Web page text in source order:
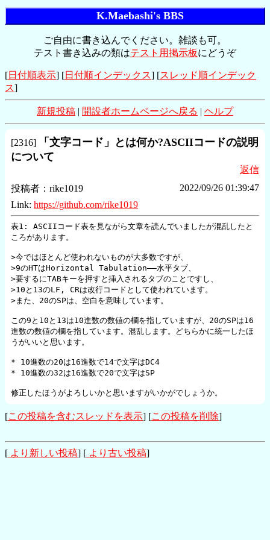
K.Maebashi's BBS
ご自由に書き込んでください。雑談も可。
テスト書き込みの類はテスト用掲示板にどうぞ
[日付順表示] [日付順インデックス] [スレッド順インデック
ス]
新規投稿 | 開設者ホームページへ戻る | ヘルプ
[2316]
「文字コード」とは何か?ASCIIコードの説明
について
返信
投稿者： rike1019
2022/09/26 01:39:47
Link: https://github.com/rike1019
表1: ASCIIコード表を見ながら文章を読んでいましたが混乱したと
ころがあります。
>今ではほとんど使われないものが大多数ですが、
>9のHTはHorizontal Tabulation――水平タブ、
>要するにTABキーを押すと挿入されるタブのことですし、
>10と13のLF, CRは改行コードとして使われています。
>また、20のSPは、空白を意味しています。
この9と10と13は10進数の数値の欄を指していますが、20のSPは16
進数の数値の欄を指しています。混乱します。どちらかに統一したほ
うがいいと思います。
* 10進数の20は16進数で14で文字はDC4
* 10進数の32は16進数で20で文字はSP
修正したほうがよろしいかと思いますがいかがでしょうか。
[この投稿を含むスレッドを表示] [この投稿を削除]
[ より新しい投稿] [ より古い投稿]